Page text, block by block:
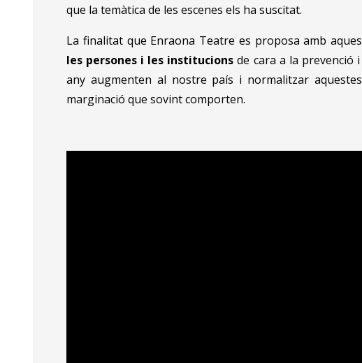
que la temàtica de les escenes els ha suscitat.
La finalitat que Enraona Teatre es proposa amb
les persones i les institucions de cara a la prevenció
any augmenten al nostre país i normalitzar
marginació que sovint comporten.